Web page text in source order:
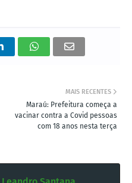
MAIS RECENTES
Maraú: Prefeitura começa a
vacinar contra a Covid pessoas
com 18 anos nesta terça